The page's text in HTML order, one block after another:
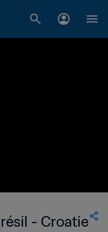
- Croatie